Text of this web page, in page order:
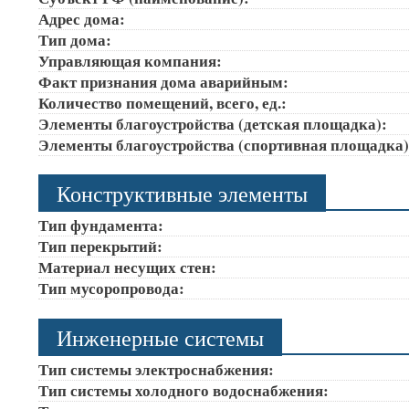
Адрес дома:
Тип дома:
Управляющая компания:
Факт признания дома аварийным:
Количество помещений, всего, ед.:
Элементы благоустройства (детская площадка):
Элементы благоустройства (спортивная
Конструктивные элементы
Тип фундамента:
Тип перекрытий:
Материал несущих стен:
Тип мусоропровода:
Инженерные системы
Тип системы электроснабжения:
Тип системы холодного водоснабжения: